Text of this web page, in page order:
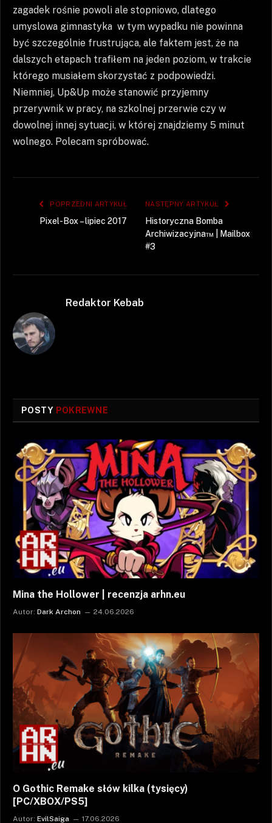
zagadek rośnie powoli ale stopniowo, dlatego
umyslowa gimnastyka w tym wypadku nie powinna
być szczególnie frustrująca, ale faktem jest, że na
dalszych etapach trafiłem na jeden poziom, w trakcie
którego musiałem skorzystać z podpowiedzi.
Niemniej, Up&Up może stanowić przyjemny
przerywnik w pracy, na szkolnej przerwie czy w
dowolnej innej sytuacji, w której znajdziemy 5 minut
wolnego. Polecam spróbować.
POPRZEDNI ARTYKUŁ
Pixel-Box – lipiec 2017
NASTĘPNY ARTYKUŁ
Historyczna Bomba
Archiwizacyjna™ | Mailbox
#3
Redaktor Kebab
POSTY POKREWNE
Mina the Hollower | recenzja arhn.eu
Autor: Dark Archon 24.06.2026
O Gothic Remake słów kilka (tysięcy)
[PC/XBOX/PS5]
Autor: EvilSaiga 17.06.2026